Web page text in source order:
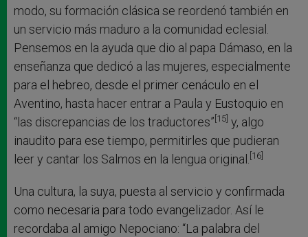
modo, su formación clásica se reordenó también en
un servicio más maduro a la comunidad eclesial.
Pensemos en la ayuda que dio al papa Dámaso, en la
enseñanza que dedicó a las mujeres, especialmente
para el hebreo, desde el primer cenáculo en el
Aventino, hasta hacer entrar a Paula y Eustoquio en
“las discrepancias de los traductores”[15] y, algo
inaudito para ese tiempo, permitirles que pudieran
leer y cantar los Salmos en la lengua original. [16]
Una cultura, la suya, puesta al servicio y confirmada
como necesaria para todo evangelizador. Así le
recordaba al amigo Nepociano: “La palabra del